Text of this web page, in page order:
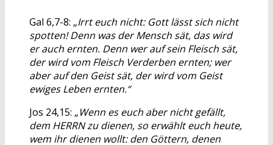
Gal 6,7-8: „Irrt euch nicht: Gott lässt sich nicht
spotten! Denn was der Mensch sät, das wird
er auch ernten. Denn wer auf sein Fleisch sät,
der wird vom Fleisch Verderben ernten; wer
aber auf den Geist sät, der wird vom Geist
ewiges Leben ernten.“
Jos 24,15: „Wenn es euch aber nicht gefällt,
dem HERRN zu dienen, so erwählt euch heute,
wem ihr dienen wollt: den Göttern, denen